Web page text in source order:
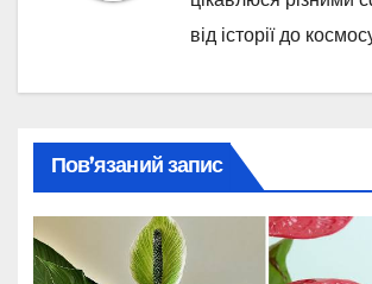
від історії до
Пов’язаний запис